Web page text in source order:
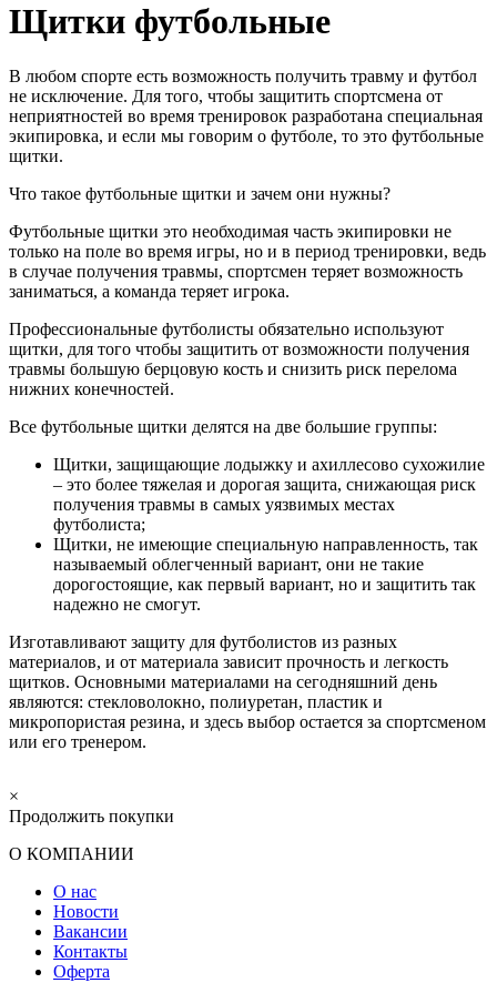
Щитки футбольные
В любом спорте есть возможность получить травму и футбол
не исключение. Для того, чтобы защитить спортсмена от
неприятностей во время тренировок разработана специальная
экипировка, и если мы говорим о футболе, то это футбольные
щитки.
Что такое футбольные щитки и зачем они нужны?
Футбольные щитки это необходимая часть экипировки не
только на поле во время игры, но и в период тренировки, ведь
в случае получения травмы, спортсмен теряет возможность
заниматься, а команда теряет игрока.
Профессиональные футболисты обязательно используют
щитки, для того чтобы защитить от возможности получения
травмы большую берцовую кость и снизить риск перелома
нижних конечностей.
Все футбольные щитки делятся на две большие группы:
Щитки, защищающие лодыжку и ахиллесово сухожилие
– это более тяжелая и дорогая защита, снижающая риск
получения травмы в самых уязвимых местах
футболиста;
Щитки, не имеющие специальную направленность, так
называемый облегченный вариант, они не такие
дорогостоящие, как первый вариант, но и защитить так
надежно не смогут.
Изготавливают защиту для футболистов из разных
материалов, и от материала зависит прочность и легкость
щитков. Основными материалами на сегодняшний день
являются: стекловолокно, полиуретан, пластик и
микропористая резина, и здесь выбор остается за спортсменом
или его тренером.
×
Продолжить покупки
О КОМПАНИИ
О нас
Новости
Вакансии
Контакты
Оферта